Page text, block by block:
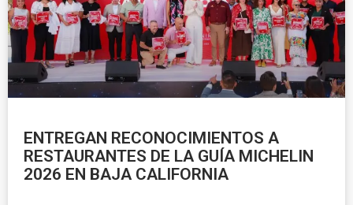
ENTREGAN RECONOCIMIENTOS A
RESTAURANTES DE LA GUÍA MICHELIN
2026 EN BAJA CALIFORNIA